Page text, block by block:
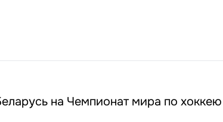
на Чемпионат мира по хоккею